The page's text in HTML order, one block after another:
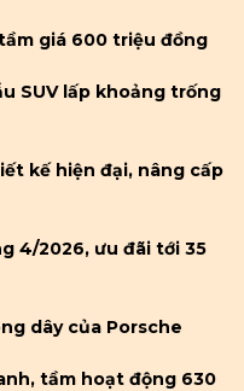
giá 600 triệu đồng
SUV lấp khoảng trống
kế hiện đại, nâng cấp
4/2026, ưu đãi tới 35
dây của Porsche
tầm hoạt động 630